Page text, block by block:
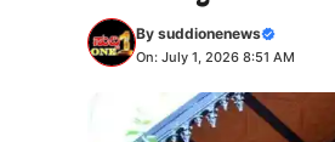
By suddionenews
On: July 1, 2026 8:51 AM